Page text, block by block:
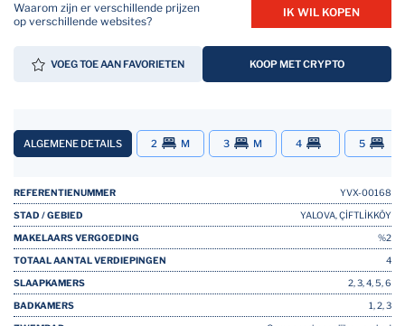
Waarom zijn er verschillende prijzen
op verschillende websites?
IK WIL KOPEN
VOEG TOE AAN FAVORIETEN KOOP MET CRYPTO
ALGEMENE DETAILS 2 M 3 M 4 5
REFERENTIENUMMER YVX-00168
STAD / GEBIED YALOVA, ÇİFTLİKKÖY
MAKELAARS VERGOEDING %2
TOTAAL AANTAL VERDIEPINGEN 4
SLAAPKAMERS 2, 3, 4, 5, 6
BADKAMERS 1, 2, 3